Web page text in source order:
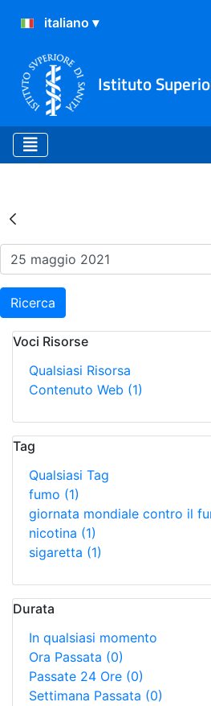
Istituto
Risultati della
Ricerca
Voci Risorse
Qualsiasi Risorsa
Contenuto Web (1)
Tag
Qualsiasi Tag
fumo (1)
giornata mondiale contro il
nicotina (1)
sigaretta (1)
Durata
In qualsiasi momento
Ora Passata (0)
Passate 24 Ore (0)
Settimana Passata (0)